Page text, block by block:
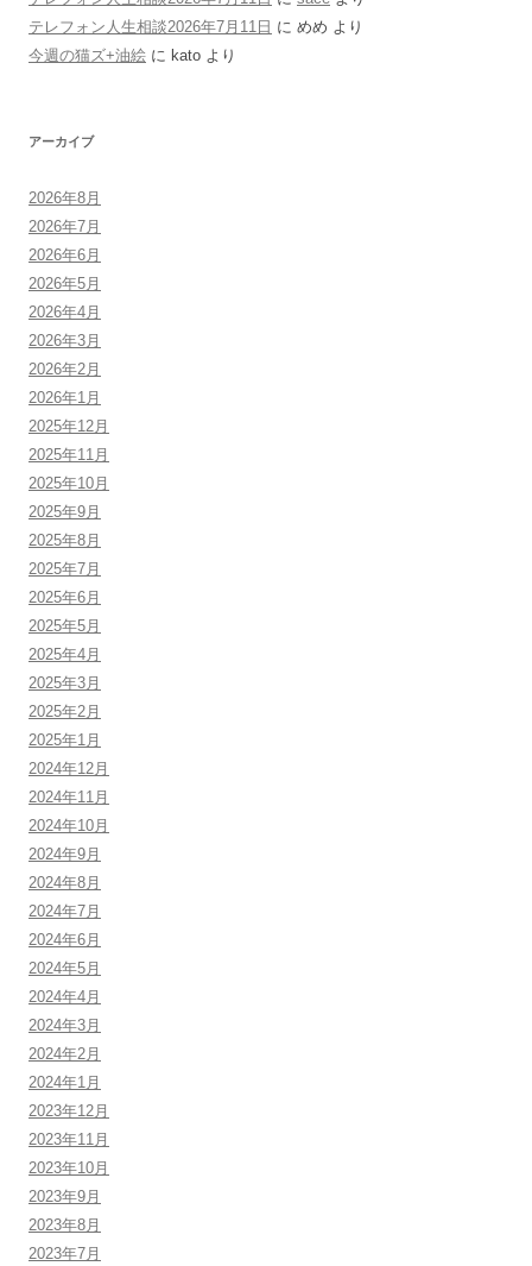
テレフォン人生相談2026年7月11日 に めめ より
今週の猫ズ+油絵 に kato より
アーカイブ
2026年8月
2026年7月
2026年6月
2026年5月
2026年4月
2026年3月
2026年2月
2026年1月
2025年12月
2025年11月
2025年10月
2025年9月
2025年8月
2025年7月
2025年6月
2025年5月
2025年4月
2025年3月
2025年2月
2025年1月
2024年12月
2024年11月
2024年10月
2024年9月
2024年8月
2024年7月
2024年6月
2024年5月
2024年4月
2024年3月
2024年2月
2024年1月
2023年12月
2023年11月
2023年10月
2023年9月
2023年8月
2023年7月